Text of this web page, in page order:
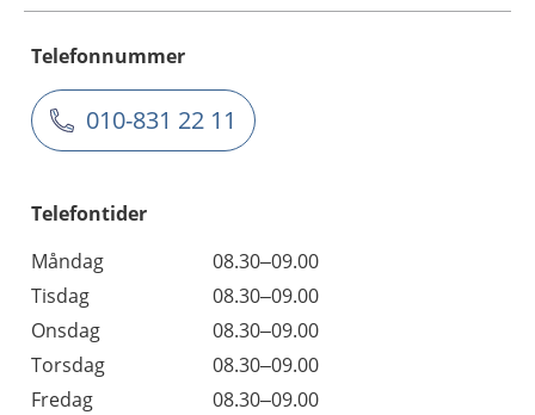
Telefonnummer
010-831 22 11
Telefontider
Måndag
08.30–09.00
Tisdag
08.30–09.00
Onsdag
08.30–09.00
Torsdag
08.30–09.00
Fredag
08.30–09.00